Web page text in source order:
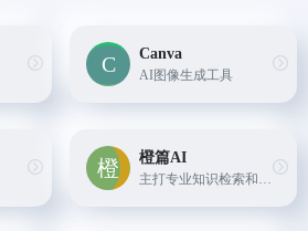
Canva
AI图像生成工具
橙篇AI
主打专业知识检索和问答、超长图文理解和生成、深度编辑和整理、跨模态自由创作的综合性AI Native产品。